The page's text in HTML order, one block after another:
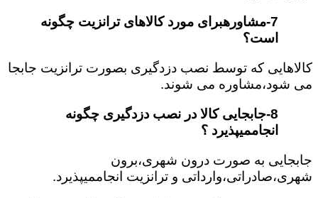
7-مشاورهبرای مورد کالاهای ترانزیت چگونه
است؟
کالاهایی که توسط نصب دزدگیری بصورت ترانزیت جابجا
می شود،مشاوره می شوند.
8-جابجایی کالا در نصب دزدگیری چگونه
انجاممیپذیرد ؟
جابجایی به صورت درون شهری،برون
شهری،صادراتی،وارداتی و ترانزیت انجاممیپذیرد.